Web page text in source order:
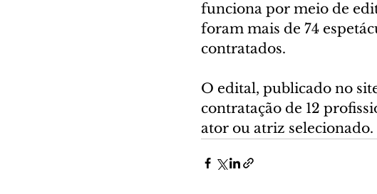
funciona por meio de
foram mais de 74
contratados.
O edital, publicado no
contratação de 12
ator ou atriz selecionado.